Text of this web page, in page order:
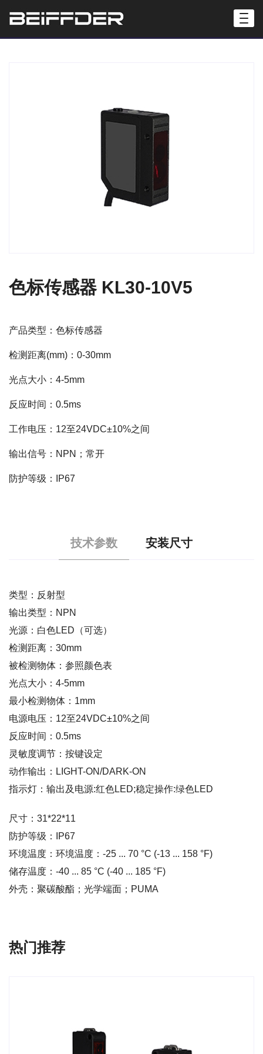
色标传感器 KL30-10V5
产品类型：色标传感器
检测距离(mm)：0-30mm
光点大小：4-5mm
反应时间：0.5ms
工作电压：12至24VDC±10%之间
输出信号：NPN；常开
防护等级：IP67
技术参数 安装尺寸
类型：反射型
输出类型：NPN
光源：白色LED（可选）
检测距离：30mm
被检测物体：参照颜色表
光点大小：4-5mm
最小检测物体：1mm
电源电压：12至24VDC±10%之间
反应时间：0.5ms
灵敏度调节：按键设定
动作输出：LIGHT-ON/DARK-ON
指示灯：输出及电源:红色LED;稳定操作:绿色LED
尺寸：31*22*11
防护等级：IP67
环境温度：环境温度：-25 ... 70 °C (-13 ... 158 °F)
储存温度：-40 ... 85 °C (-40 ... 185 °F)
外壳：聚碳酸酯；光学端面；PUMA
热门推荐